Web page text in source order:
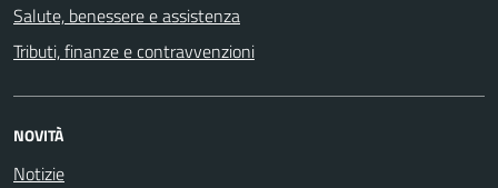
Salute, benessere e assistenza
Tributi, finanze e contravvenzioni
NOVITÀ
Notizie